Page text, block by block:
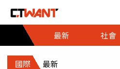
最新
社會
國際 最新